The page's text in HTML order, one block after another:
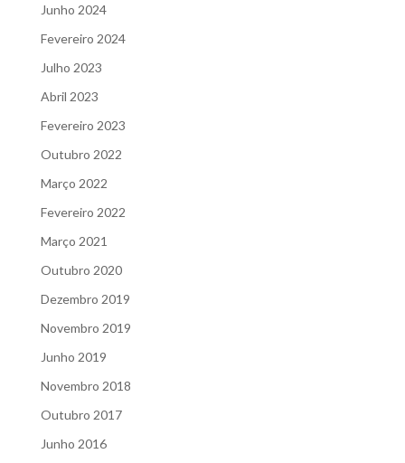
Junho 2024
Fevereiro 2024
Julho 2023
Abril 2023
Fevereiro 2023
Outubro 2022
Março 2022
Fevereiro 2022
Março 2021
Outubro 2020
Dezembro 2019
Novembro 2019
Junho 2019
Novembro 2018
Outubro 2017
Junho 2016